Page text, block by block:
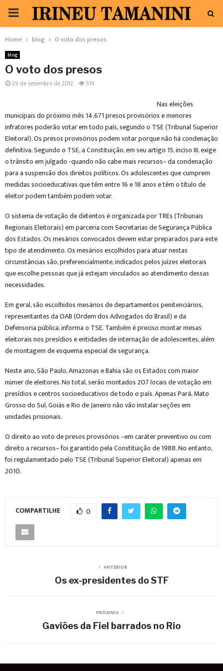
PRIMARY
MENU
Home blog O voto dos presos
blog
O voto dos presos
29 de setembro de 2012 519
Nas eleições
municipais do próximo mês 14.671 presos provisórios e menores
infratores poderão votar em todo país, segundo o TSE (Tribunal Superior
Eleitoral). Os presos provisórios podem votar porque não há condenação
definitiva. Segundo o TSE, a Constituição, em seu artigo 15, inciso III, exige
o trânsito em julgado -quando não cabe mais recursos– da condenação
para a suspensão dos direitos políticos. Os adolescentes que cumprem
medidas socioeducativas que têm entre 16 e 18 anos e têm o título de
eleitor podem também podem votar.
O sistema de votação de detentos é organizada por TREs (Tribunais
Regionais Eleitorais) em parceria com Secretarias de Segurança Pública
dos Estados. Os mesários convocados devem estar preparados para este
tipo de atendimento. Os mesários escolhidos para atuar nestas
circunstâncias são, preferencialmente, indicados pelos juízes eleitorais
que escolhe pessoas que já estejam vinculados ao atendimento dessas
necessidades.
Em geral, são escolhidos mesários de departamentos penitenciários,
representantes daOAB(Ordem dos Advogados do Brasil) e da
Defensoria pública, informa o TSE. Também é preciso montar mesas
eleitorais nos presídios e entidades de internação de adolescentes, além
de montagem de esquema especial de segurança.
Neste ano, São Paulo, Amazonas e Bahia são os Estados com maior
númer de eleitores. No total, serão montados 207 locais de votação em
presídios e centros socioeducativos de todo o país. Apenas Pará, Mato
Grosso do Sul, Goiás e Rio de Janeiro não vão instalar seções em
unidades prisionais.
O direito ao voto de presos provisórios –em caráter preventivo ou com
direito a recursos– foi garantido pela Constituição de 1988. No entanto,
foi regulamentado pelo TSE (Tribunal Superior Eleitoral) apenas em
2010.
COMPARTILHE 0
ANTERIOR
Os ex-presidentes do STF
PRÓXIMO
Gaviões da Fiel barrados no Rio